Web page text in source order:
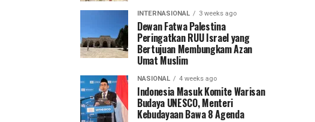
INTERNASIONAL 3 weeks ago
Dewan Fatwa Palestina
Peringatkan RUU Israel yang
Bertujuan Membungkam Azan
Umat Muslim
NASIONAL 4 weeks ago
Indonesia Masuk Komite Warisan
Budaya UNESCO, Menteri
Kebudayaan Bawa 8 Agenda